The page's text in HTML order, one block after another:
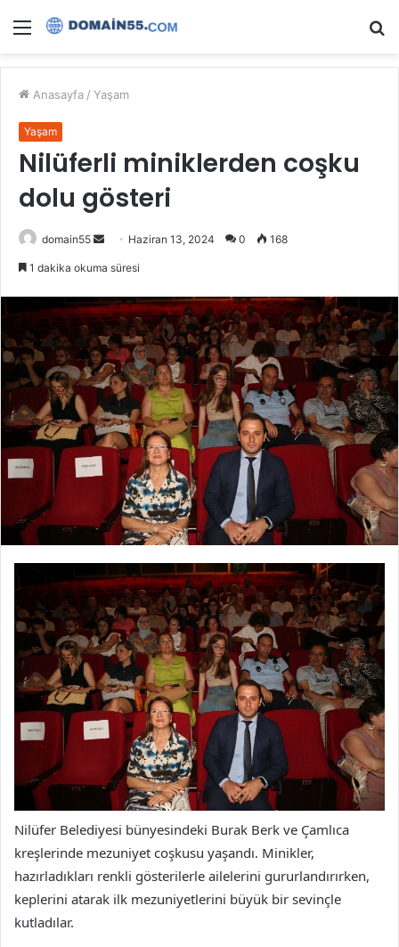
Menü
Anasayfa / Yaşam
Yaşam
Nilüferli miniklerden coşku
dolu gösteri
domain55
Bir
göndermek
Haziran 13, 2024 0 168
1 dakika okuma süresi
Nilüfer Belediyesi bünyesindeki Burak Berk ve Çamlıca
kreşlerinde mezuniyet coşkusu yaşandı. Minikler,
hazırladıkları renkli gösterilerle ailelerini gururlandırırken,
keplerini atarak ilk mezuniyetlerini büyük bir sevinçle
kutladılar.